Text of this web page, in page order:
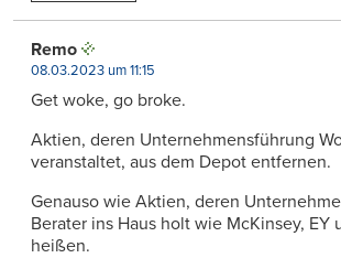
Remo
08.03.2023 um 11:15
Get woke, go broke.
Aktien, deren Unternehmensführung
veranstaltet, aus dem Depot entfernen.
Genauso wie Aktien, deren
Berater ins Haus holt wie McKinsey, EY
heißen.